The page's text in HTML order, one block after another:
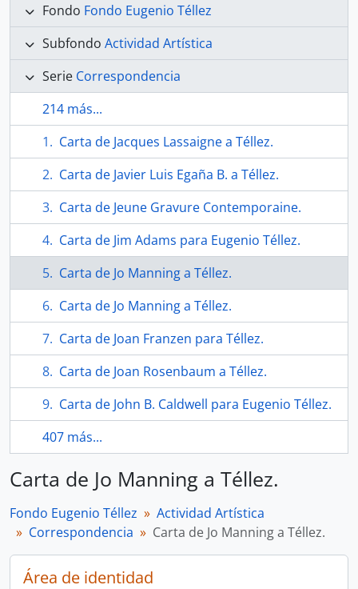
Fondo Fondo Eugenio Téllez
Subfondo Actividad Artística
Serie Correspondencia
214 más...
Carta de Jacques Lassaigne a Téllez.
Carta de Javier Luis Egaña B. a Téllez.
Carta de Jeune Gravure Contemporaine.
Carta de Jim Adams para Eugenio Téllez.
Carta de Jo Manning a Téllez.
Carta de Jo Manning a Téllez.
Carta de Joan Franzen para Téllez.
Carta de Joan Rosenbaum a Téllez.
Carta de John B. Caldwell para Eugenio Téllez.
407 más...
Carta de Jo Manning a Téllez.
Fondo Eugenio Téllez
Actividad Artística
Correspondencia
Carta de Jo Manning a Téllez.
Área de identidad